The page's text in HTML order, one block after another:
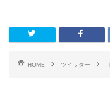
HOME ツイッター